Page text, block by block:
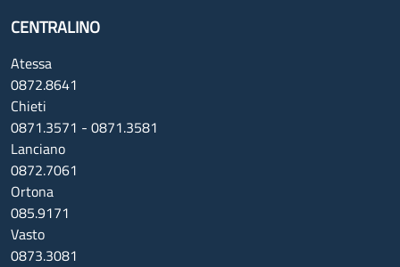
CENTRALINO
Atessa
0872.8641
Chieti
0871.3571 - 0871.3581
Lanciano
0872.7061
Ortona
085.9171
Vasto
0873.3081